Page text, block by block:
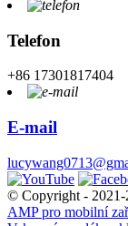
Telefon
+86 17301817404
E-mail
© Copyright - 2021-
AMP pro mobilní